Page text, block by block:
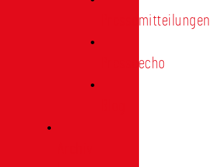
Pressemitteilungen
Presseecho